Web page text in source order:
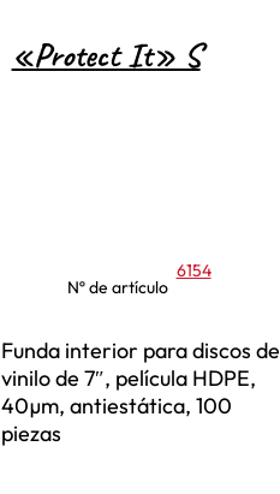
«Protect It» S
Nº de artículo
6154
Funda interior para discos de
vinilo de 7″, película HDPE,
40µm, antiestática, 100
piezas